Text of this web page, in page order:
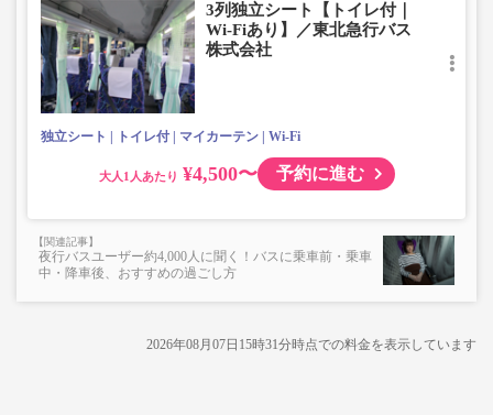
3列独立シート【トイレ付｜
Wi-Fiあり】／東北急行バス
株式会社
独立シート トイレ付 マイカーテン Wi-Fi
大人 ¥4,500〜 予約に進む
夜行バスユーザー約4,000人に聞く！バスに乗車前・乗車
中・降車後、おすすめの過ごし方
2026年08月07日15時31分時点での料金を表示しています